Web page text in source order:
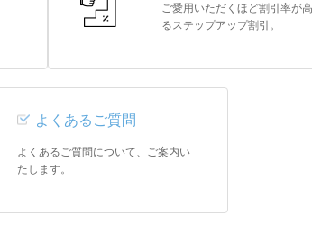
ご愛用いただくほど割引率が
るステップアップ割引。
よくあるご質問
よくあるご質問について、ご案内い
たします。